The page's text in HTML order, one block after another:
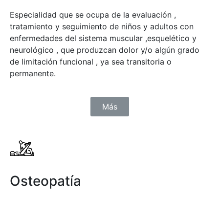
Especialidad que se ocupa de la evaluación ,
tratamiento y seguimiento de niños y adultos con
enfermedades del sistema muscular ,esquelético y
neurológico , que produzcan dolor y/o algún grado
de limitación funcional , ya sea transitoria o
permanente.
Más
Osteopatía